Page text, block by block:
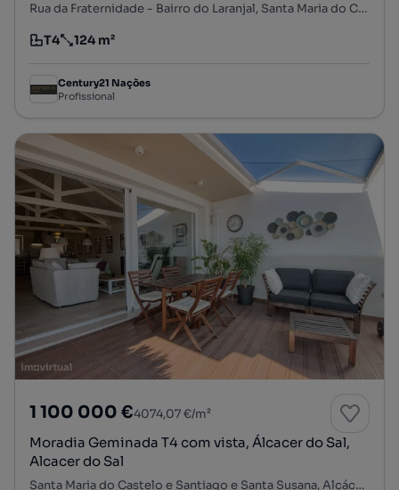
Rua da Fraternidade - Bairro do Laranjal, Santa Maria do Castelo e Santiago e Santa Susana, Alcácer do Sal, Setúbal
Tipologia
T4
Preço por metro quadrado
124 m²
Century21 Nações
Profissional
1 100 000 €4074,07 €/m²
Moradia Geminada T4 com vista, Álcacer do Sal,
Alcacer do Sal
Santa Maria do Castelo e Santiago e Santa Susana, Alcácer do Sal, Setúbal